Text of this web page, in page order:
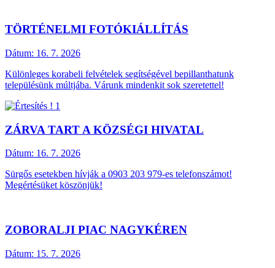
TÖRTÉNELMI FOTÓKIÁLLÍTÁS
Dátum: 16. 7. 2026
Különleges korabeli felvételek segítségével bepillanthatunk
településünk múltjába. Várunk mindenkit sok szeretettel!
ZÁRVA TART A KÖZSÉGI HIVATAL
Dátum: 16. 7. 2026
Sürgős esetekben hívják a 0903 203 979-es telefonszámot!
Megértésüket köszönjük!
ZOBORALJI PIAC NAGYKÉREN
Dátum: 15. 7. 2026